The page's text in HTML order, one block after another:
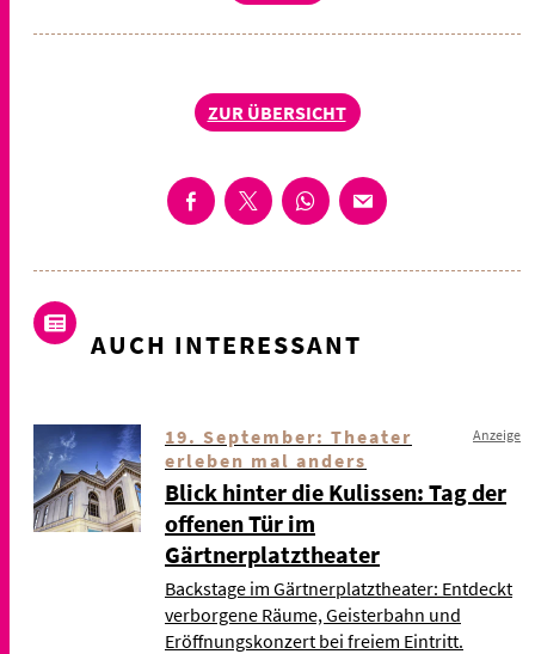
ZUR ÜBERSICHT
AUCH INTERESSANT
19. September: Theater
erleben mal anders
Anzeige
Blick hinter die Kulissen: Tag der
offenen Tür im
Gärtnerplatztheater
Backstage im Gärtnerplatztheater: Entdeckt
verborgene Räume, Geisterbahn und
Eröffnungskonzert bei freiem Eintritt.